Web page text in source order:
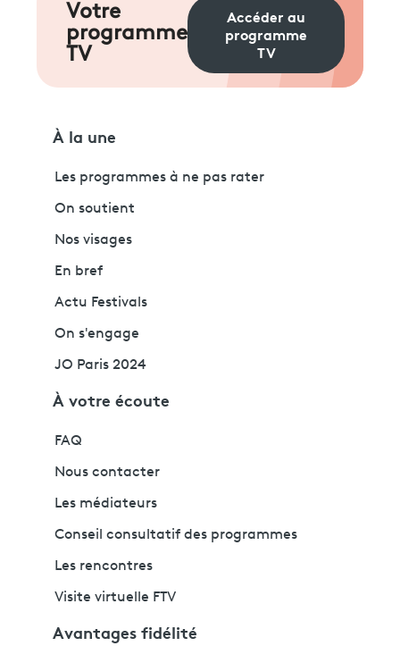
Votre
programme
TV
Accéder au
programme
TV
À la une
Les programmes à ne pas rater
On soutient
Nos visages
En bref
Actu Festivals
On s'engage
JO Paris 2024
À votre écoute
FAQ
Nous contacter
Les médiateurs
Conseil consultatif des programmes
Les rencontres
Visite virtuelle FTV
Avantages fidélité